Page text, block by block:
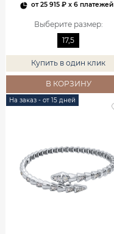
от25 915 ₽x 6 платежей
Выберите размер:
17,5
Купить в один клик
В КОРЗИНУ
На заказ - от 15 дней